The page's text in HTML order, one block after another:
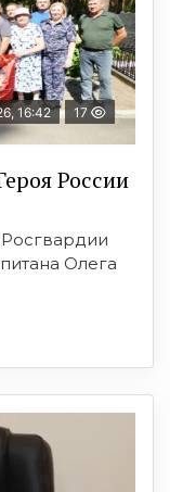
16:42 17
России
Олега